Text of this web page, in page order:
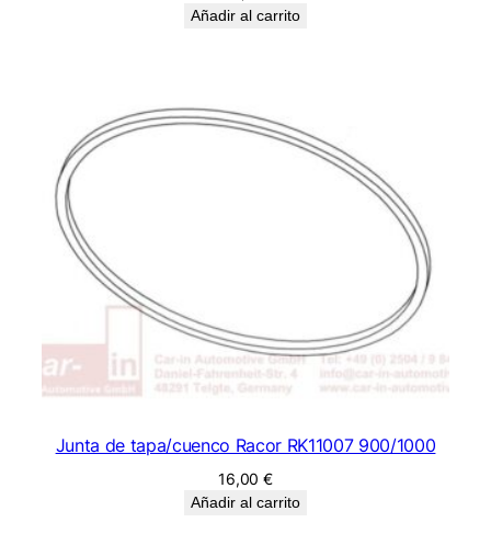
Añadir al carrito
Junta de tapa/cuenco Racor RK11007 900/1000
16,00€
Añadir al carrito